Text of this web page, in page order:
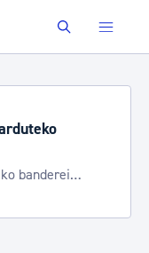
Buscar
banderei